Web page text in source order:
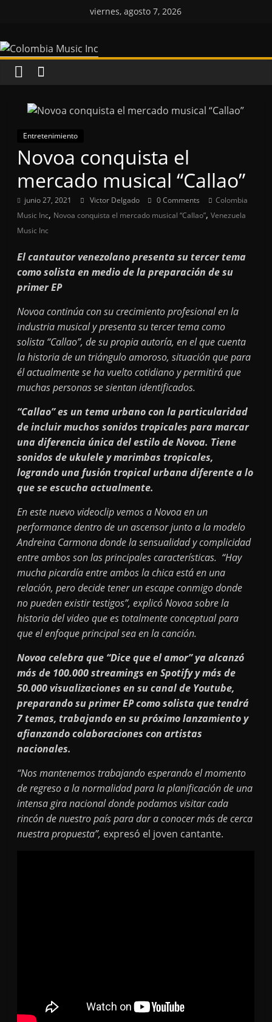
viernes, agosto 7, 2026
Colombia
Music
Inc
Colombia
Music
Inc
Entretenimiento
Novoa conquista el
mercado musical “Callao”
junio 27, 2021 Victor Delgado 0 Comments
Colombia
Music Inc, Novoa conquista el mercado musical “Callao”,Venezuela
Music Inc
El cantautor venezolano presenta su tercer tema
como solista en medio de la preparación de su
primer EP
Novoa continúa con su crecimiento profesional en la
industria musical y presenta su tercer tema como
solista “Callao”, de su propia autoría, en el que cuenta
la historia de un triángulo amoroso, situación que para
él actualmente se ha vuelto cotidiano y permitirá que
muchas personas se sientan identificados.
“Callao” es un tema urbano con la particularidad
de incluir muchos sonidos tropicales para marcar
una diferencia única del estilo de Novoa. Tiene
sonidos de ukulele y marimbas tropicales,
logrando una fusión tropical urbana diferente a lo
que se escucha actualmente.
En este nuevo videoclip vemos a Novoa en un
performance dentro de un ascensor junto a la modelo
Andreina Carmona donde la sensualidad y complicidad
entre ambos son las principales características. “Hay
mucha picardía entre ambos la chica está en una
relación, pero decide tener un escape conmigo donde
no pueden existir testigos”, explicó Novoa sobre la
historia del video que es totalmente conceptual para
que el enfoque principal sea en la canción.
Novoa celebra que “Dice que el amor” ya alcanzó
más de 100.000 streamings en Spotify y más de
50.000 visualizaciones en su canal de Youtube,
preparando su primer EP como solista que tendrá
7 temas, trabajando en su próximo lanzamiento y
afianzando colaboraciones con artistas
nacionales.
“Nos mantenemos trabajando esperando el momento
de regreso a la normalidad para la planificación de una
intensa gira nacional donde podamos visitar cada
rincón de nuestro país para dar a conocer más de cerca
nuestra propuesta”, expresó el joven cantante.